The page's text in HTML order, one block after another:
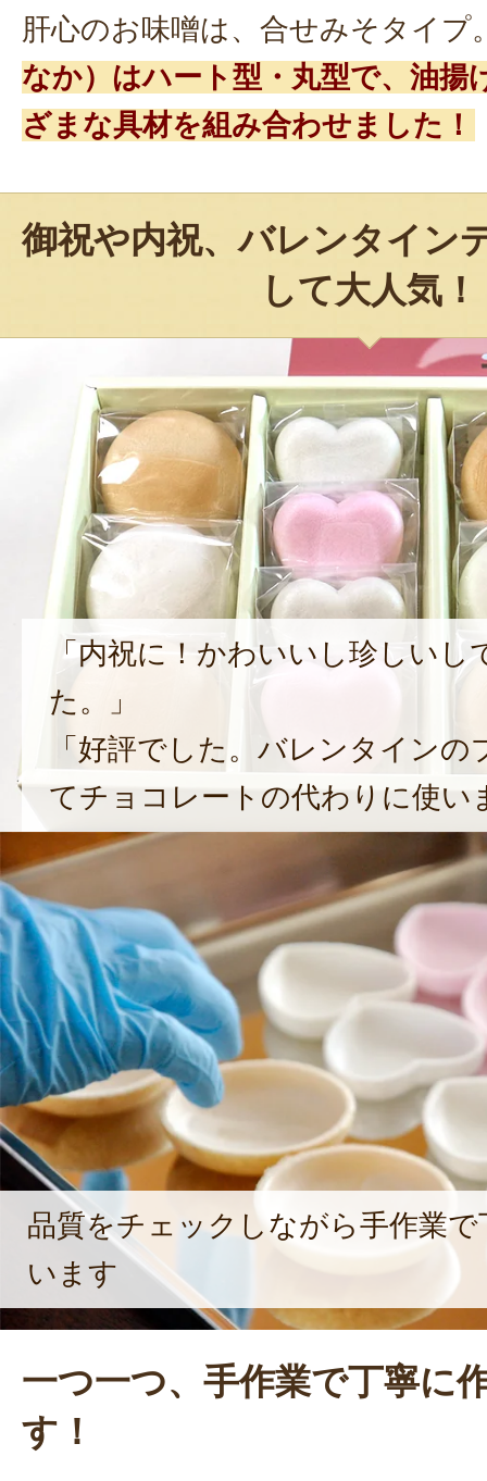
肝心のお味噌は、合せみそタイプ
なか）はハート型・丸型で、油揚
ざまな具材を組み合わせました！
御祝や内祝、バレンタイン
して大人気！
「内祝に！かわいいし珍しいし
た。」
「好評でした。バレンタイン
てチョコレートの代わりに使い
品質をチェックしながら手作業
います
一つ一つ、手作業で丁寧に
す！